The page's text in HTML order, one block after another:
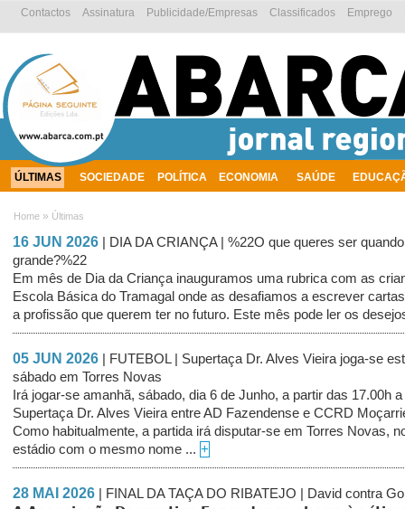
ÚLTIMAS SOCIEDADE POLÍTICA ECONOMIA SAÚDE
Emprego
Classificados
Publicidade/Empresas
Assinatura
Contactos
Home » Últimas
16 JUN 2026
| DIA DA CRIANÇA | %22O que queres ser
grande?%22
Em mês de Dia da Criança inauguramos uma rubrica com as
Escola Básica do Tramagal onde as desafiamos a escrever
a profissão que querem ter no futuro. Este mês pode ler os
05 JUN 2026
| FUTEBOL | Supertaça Dr. Alves Vieira joga-se
sábado em Torres Novas
Irá jogar-se amanhã, sábado, dia 6 de Junho, a partir das 17.00h a
Supertaça Dr. Alves Vieira entre AD Fazendense e CCRD
Como habitualmente, a partida irá disputar-se em Torres Novas,
estádio com o mesmo nome ... +
28 MAI 2026
| FINAL DA TAÇA DO RIBATEJO | David contra